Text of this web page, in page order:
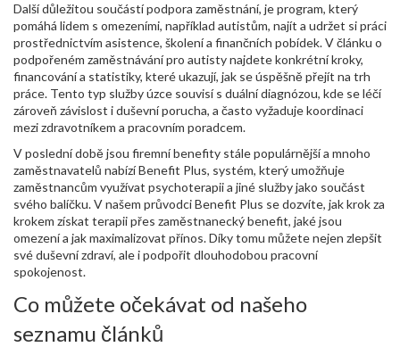
Další důležitou součástípodpora zaměstnání, je program, který
pomáhá lidem s omezeními, například autistům, najít a udržet si práci
prostřednictvím asistence, školení a finančních pobídek. V článku o
podpořeném zaměstnávání pro autisty najdete konkrétní kroky,
financování a statistiky, které ukazují, jak se úspěšně přejít na trh
práce. Tento typ služby úzce souvisí s duální diagnózou, kde se léčí
zároveň závislost i duševní porucha, a často vyžaduje koordinaci
mezi zdravotníkem a pracovním poradcem.
V poslední době jsou firemní benefity stále populárnější a mnoho
zaměstnavatelů nabízíBenefit Plus, systém, který umožňuje
zaměstnancům využívat psychoterapii a jiné služby jako součást
svého balíčku. V našem průvodci Benefit Plus se dozvíte, jak krok za
krokem získat terapii přes zaměstnanecký benefit, jaké jsou
omezení a jak maximalizovat přínos. Díky tomu můžete nejen zlepšit
své duševní zdraví, ale i podpořit dlouhodobou pracovní
spokojenost.
Co můžete očekávat od našeho
seznamu článků